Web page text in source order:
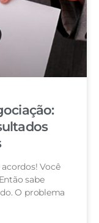
Você
sabe
O problema